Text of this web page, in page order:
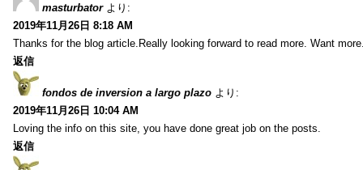
masturbator より:
2019年11月26日 8:18 AM
Thanks for the blog article.Really looking forward to read more. Want
返信
fondos de inversion a largo plazo より:
2019年11月26日 10:04 AM
Loving the info on this site, you have done great job on the posts.
返信